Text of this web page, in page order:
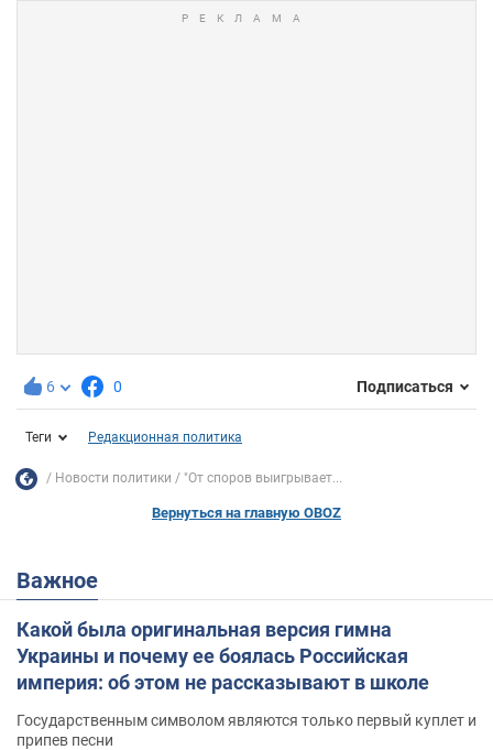
6 0 Подписаться
Теги Редакционная политика
Новости политики "От споров выигрывает...
Вернуться на главную OBOZ
Важное
Какой была оригинальная версия гимна
Украины и почему ее боялась Российская
империя: об этом не рассказывают в школе
Государственным символом являются только первый куплет и
припев песни